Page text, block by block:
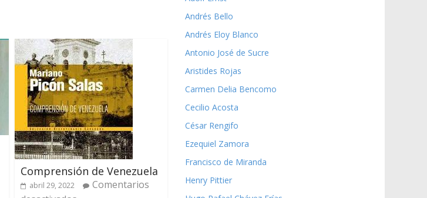
Comprensión de Venezuela
abril 29, 2022
Comentarios
Andrés Bello
Andrés Eloy Blanco
Antonio José de Sucre
Aristides Rojas
Carmen Delia Bencomo
Cecilio Acosta
César Rengifo
Ezequiel Zamora
Francisco de Miranda
Henry Pittier